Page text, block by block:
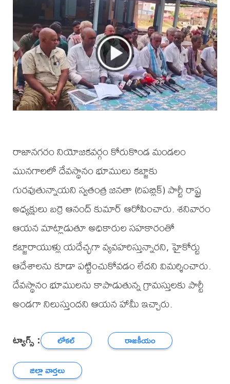
రాజానగరం నియోజకవర్గం కోరుకొండ మండలం
మునగాలలో దేవస్థానం భూములు కబ్జాకు
గురవుతున్నాయని స్వతంత్ర జనతా (రిపబ్లిక్) పార్టీ రాష్ట్ర
అధ్యక్షులు బర్రె ఆనంద్ కుమార్ ఆరోపించారు. శనివారం
ఆయన మాట్లాడుతూ అధికారుల సహకారంతో
కబ్జారాయుళ్లు యదేచ్ఛగా వ్యవహరిస్తున్నారని, హైకోర్టు
ఆదేశాలను కూడా పట్టించుకోవడం లేదని విమర్శించారు.
దేవస్థానం భూములను కాపాడుతున్న గ్రామస్తులకు పార్టీ
అండగా నిలుస్తుందని ఆయన హామీ ఇచ్చారు.
ట్యాగ్స్ : లోకల్
రాజకీయం
జిల్లా వార్తలు